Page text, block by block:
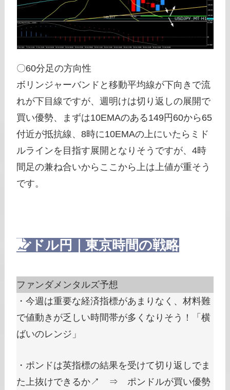
〇60分足の方向性
ボリンジャーバンドと移動平均線が下向きで流
れが下目線ですが、週明けは切り返しの展開で
買い優勢、まずは10EMAのある149円60から65
付近が抵抗線、8時に10EMAの上にいたらミド
ルラインを目指す展開となりそうですが、4時
間足の兼ね合いからここから上は上値が重そう
です。
ドル円｜東京時間の戦略
ファンダメンタルズ予想
・今週は重要な経済指標があまりなく、材料難
で値動きが乏しい時間帯が多くなりそう！「横
ばいのレンジ」
・ポンドは英指標の結果を受けて切り返しでま
た上抜けできるか↗ ⇒ ポンドルが買い優勢